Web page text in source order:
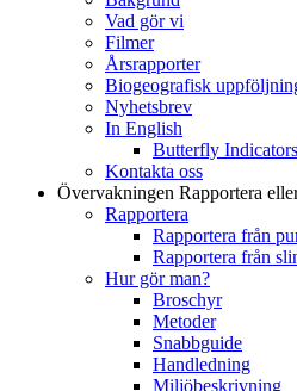
Vad gör vi
Filmer
Årsrapporter
Biogeografisk
Nyhetsbrev
In English
Butterfly Indicators
Kontakta oss
Övervakningen Rapportera
Rapportera
Rapportera från
Rapportera från
Hur gör man?
Broschyr
Metoder
Snabbguide
Handledning
Miljöbeskrivning